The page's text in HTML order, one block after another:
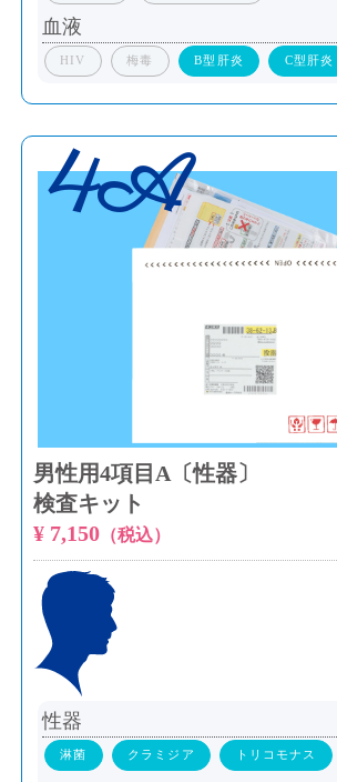
血液
HIV 梅毒 B型肝炎 C型肝炎
4A
男性用4項目A〔性器〕
検査キット
¥ 7,150（税込）
性器
淋菌 クラミジア トリコモナス